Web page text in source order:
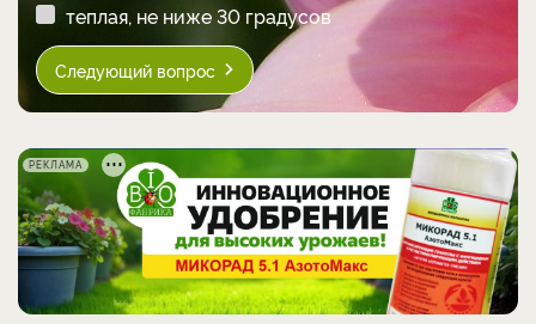
теплая, не ниже 30 градусов
Следующий вопрос
РЕКЛАМА